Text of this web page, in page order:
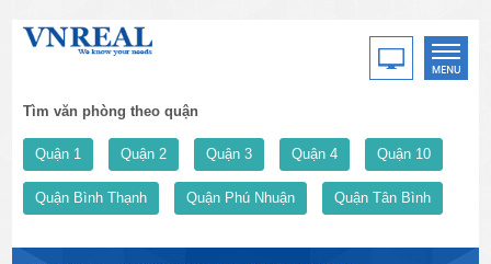
Tìm văn phòng theo quận
Quận 1 Quận 2 Quận 3 Quận 4 Quận 10
Quận Bình Thạnh Quận Phú Nhuận Quận Tân Bình